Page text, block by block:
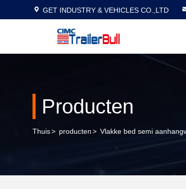
GET INDUSTRY & VEHICLES CO.,LTD
Producten
Thuis> producten> Vlakke bed semi